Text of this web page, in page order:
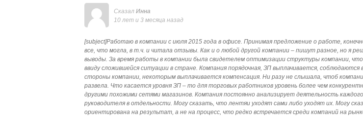
Сказал Инна
10 лет и 3 месяца назад
[subject]Работаю в компании с июля 2015 года в офисе. Принимая предложение о работе,
все, что могла, в т.ч. и читала отзывы. Как и о любой другой компании – пишут разное, но я
выводы. За время работы в компании была свидетелем оптимизации структуры компании,
ввиду сложившейся ситуации в стране. Компания порядочная, ЗП выплачивается, соблюдаются
стороны компании, некоторым выплачивается компенсация. Ни разу не слышала, чтоб
развела. Что касается уровня ЗП – то для торговых работников уровень более чем
другими похожими сетями магазинов. Компания постоянно анализирует деятельность
руководителя в отдельности. Могу сказать, что лентяи уходят сами либо уходят их. Могу
ориентирована на результат, а не на процесс, что редко встречается среди компаний на